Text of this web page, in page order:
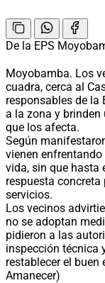
De la EPS
Moyobamba. Los
cuadra, cerca al
responsables de la
a la zona y
que los afecta.
Según
vienen
vida, sin que hasta
respuesta
servicios.
Los vecinos
no se adoptan
pidieron a las
inspección técnica
restablecer el buen
Amanecer)